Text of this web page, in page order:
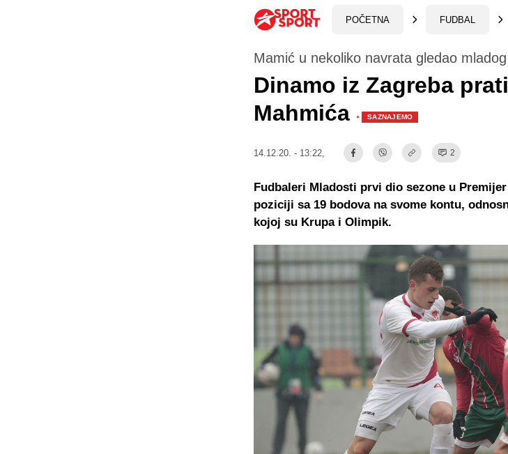
POČETNA FUDBAL
Mamić u nekoliko navrata gledao
Dinamo iz Zagreba
Mahmića · SAZNAJEMO
14.12.20. - 13:22, 2
Fudbaleri Mladosti prvi dio sezone u
poziciji sa 19 bodova na svome kontu,
kojoj su Krupa i Olimpik.